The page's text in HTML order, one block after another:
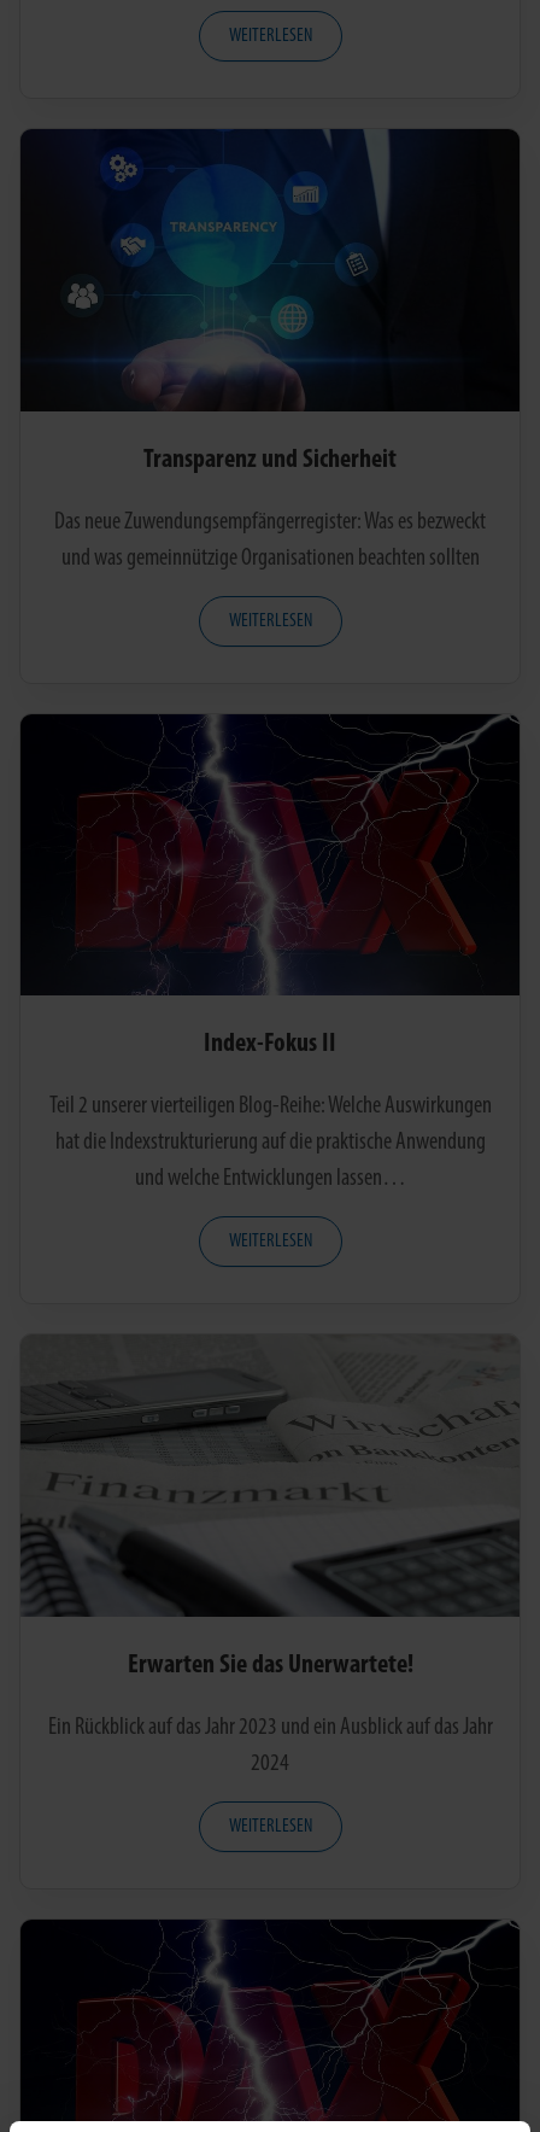
WEITERLESEN
Transparenz und Sicherheit
Das neue Zuwendungsempfängerregister: Was es bezweckt
und was gemeinnützige Organisationen beachten sollten
WEITERLESEN
Index-Fokus II
Teil 2 unserer vierteiligen Blog-Reihe: Welche Auswirkungen
hat die Indexstrukturierung auf die praktische Anwendung
und welche Entwicklungen lassen…
WEITERLESEN
Erwarten Sie das Unerwartete!
Ein Rückblick auf das Jahr 2023 und ein Ausblick auf das Jahr
2024
WEITERLESEN